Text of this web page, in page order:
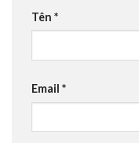
Tên *
Email *